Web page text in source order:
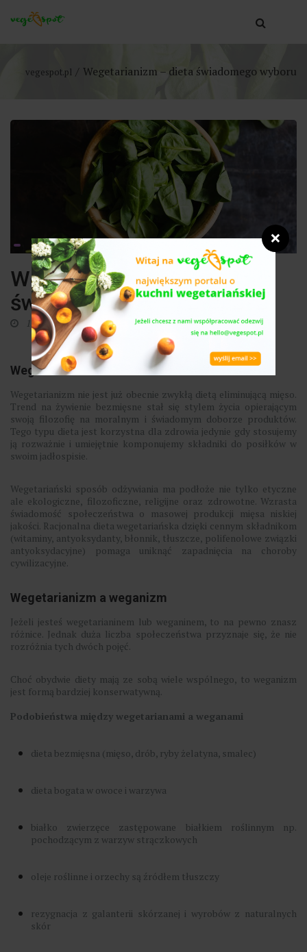
vegespot.pl Wegetarianizm – dieta świadomego wyboru
Wegetarianizm – dieta
świadomego wyboru
17 września 2018
Wegetarianizm
Wegetarianizm nie jest już obecnie zwykłą dietą eliminującą mięso.
Trend na żywienie bezmięsne stał się stylem życia opierającym
swoją filozofię na moralnym i świadomym doborze produktów.
Tego typu dieta jest korzystna dla zdrowia jedynie gdy stosujemy
ją rozważnie i umiejętnie komponujemy składniki do posiłków w
swoim jadłospisie.
Wegetariański sposób odżywiania ma podłoże nie tylko etyczne
ale ekologiczne, filozoficzne, religijne oraz zdrowotne. Wzrasta
świadomość społeczeństwa o masowej produkcji mięsa niskiej
jakości. Racjonalna dieta wegetariańska dzięki cennym składnikom
(witaminy, antyoksydanty, błonnik, tłuszcze, polifenolowe związki
antyoksydacyjne) pomaga uniknąć zapadnięcia na choroby
cywilizacyjne.
Wegetarianizm a weganizm
Jeżeli jesteś wegetarianinem lub weganinem, to na pewno znasz
różnice. Jednak duża liczba społeczeństwa przyznaje się, że nie
rozróżnia tych dwóch pojęć.
Choć obydwie diety mają ze sobą wiele wspólnego, to weganizm
jest formą bardziej konserwatywną.
Podobieństwa między wegetarianami a weganami
dieta bezmięsna (mięso, drób, ryby żelatyna, smalec)
dieta bogata w owoce i warzywa
białko zwierzęce zastępowane białkiem roślinnym np.
pochodzącym z warzyw strączkowych
oleje roślinne i orzechy są źródłem tłuszczy
rezygnacja z galanterii skórzanej i wyrobów z naturalnych
skór
❌